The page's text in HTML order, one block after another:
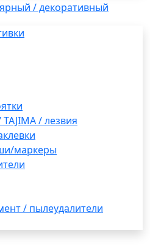
/ декоративный
/ лезвия
маркеры
/ пылеудалители